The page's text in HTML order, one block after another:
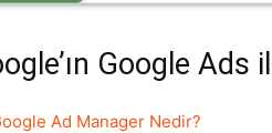
Google Ads
Ad Manager Nedir?